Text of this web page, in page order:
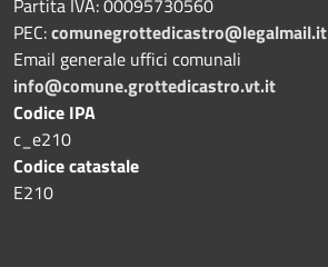
Partita IVA: 00095730560
PEC:comunegrottedicastro@legalmail.it
Email generale uffici comunali
info@comune.grottedicastro.vt.it
Codice IPA
c_e210
Codice catastale
E210